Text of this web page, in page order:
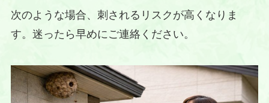
次のような場合、刺されるリスクが高くなりま
す。迷ったら早めにご連絡ください。